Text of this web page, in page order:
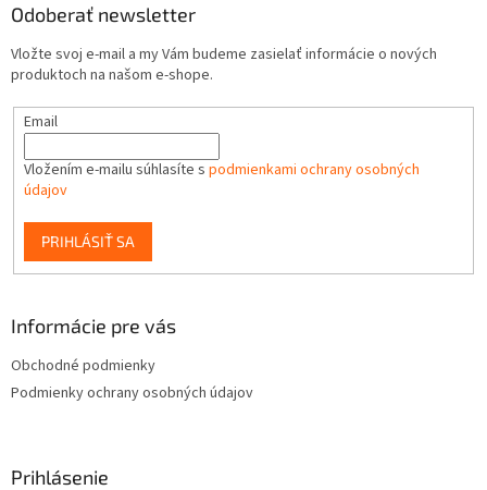
Odoberať newsletter
Vložte svoj e-mail a my Vám budeme zasielať informácie o nových
produktoch na našom e-shope.
Email
Vložením e-mailu súhlasíte s podmienkami ochrany osobných
údajov
PRIHLÁSIŤ SA
Informácie pre vás
Obchodné podmienky
Podmienky ochrany osobných údajov
Prihlásenie